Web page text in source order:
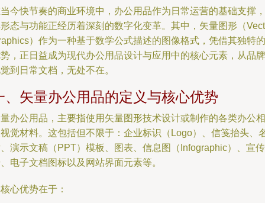
今快节奏的商业环境中，办公用品作为日常运营的基础支撑，
态与功能正经历着深刻的数字化变革。其中，矢量图形（
）作为一种基于数学公式描述的图像格式，凭借其独特的
，正日益成为现代办公用品设计与应用中的核心元素，从品牌
到日常文档，无处不在。
、矢量办公用品的定义与核心优势
办公用品，主要指使用矢量图形技术设计或制作的各类办公相
觉材料。这包括但不限于：企业标识（Logo）、信笺抬头、
演示文稿（PPT）模板、图表、信息图（Infographic）、宣传
电子文档图标以及网站界面元素等。
心优势在于：